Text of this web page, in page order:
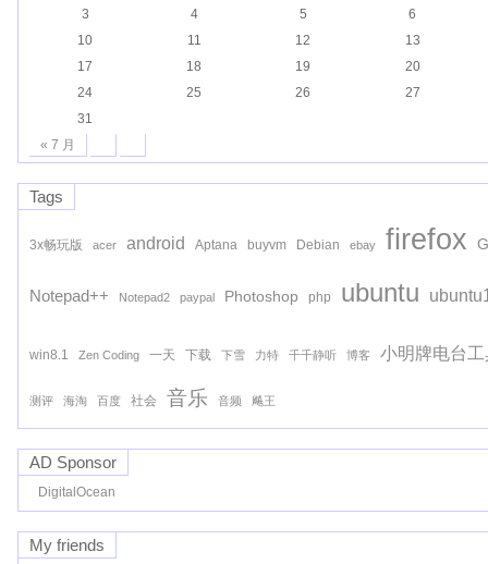
3 4 5
6
10
11 12
13
17
18 19
20
24
25 26
27
31
« 7 月
Tags
3x畅玩版 acer android Aptana buyvm Debian ebay firefox
Notepad++ Notepad2 paypal Photoshop php ubuntu
win8.1 Zen Coding 一天 下载 下雪 力特 千千静听 博客 小明牌电台工
测评 海淘 百度 社会 音乐 音频 飚王
AD Sponsor
DigitalOcean
My friends